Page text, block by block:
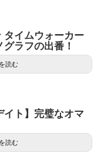
タイムウォーカー
ラフの出番！
読む
イト】完璧なオマ
読む